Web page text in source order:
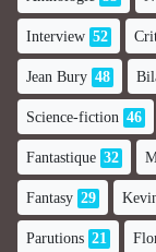
Interview 52
Jean Bury 48
Science-fiction 46
Fantastique 32
Fantasy 29
Parutions 21